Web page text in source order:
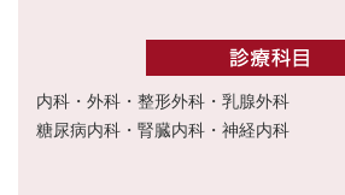
内科・外科・整形外科・乳腺外科
糖尿病内科・腎臓内科・神経内科